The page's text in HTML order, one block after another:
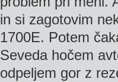
in si zagotovim
1700E. Potem
Seveda hočem
odpeljem gor z